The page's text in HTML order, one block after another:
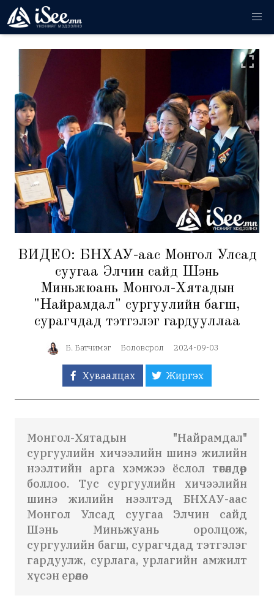
ВИДЕО: БНХАУ-аас Монгол Улсад
суугаа Элчин сайд Шэнь
Миньжюань Монгол-Хятадын
"Найрамдал" сургуулийн багш,
сурагчдад тэтгэлэг гардууллаа
Б. Батчимэг Боловсрол 2024-09-03
Хуваалцах Жиргэх
Монгол-Хятадын "Найрамдал"
сургуулийн хичээлийн шинэ жилийн
нээлтийн арга хэмжээ ёслол төгөлдөр
боллоо. Тус сургуулийн хичээлийн
шинэ жилийн нээлтэд БНХАУ-аас
Монгол Улсад суугаа Элчин сайд
Шэнь Миньжуань оролцож,
сургуулийн багш, сурагчдад тэтгэлэг
гардуулж, сурлага, урлагийн амжилт
хүсэн ерөөлөө.